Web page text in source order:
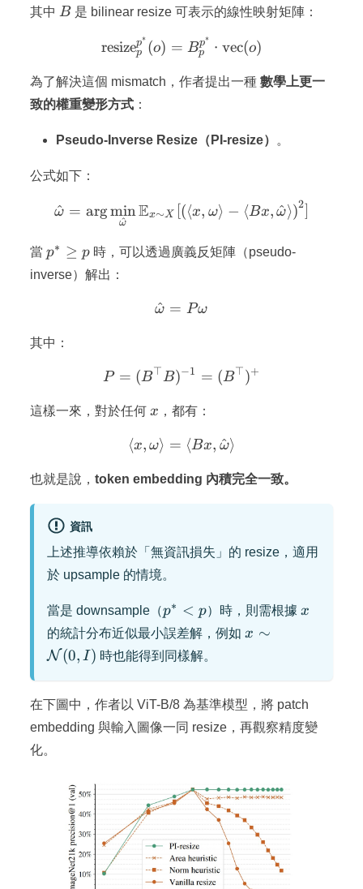
其中 B
B 是 bilinear resize 可表示的線性映射矩陣：
resizep
p∗ (o) = Bp
p∗ ⋅ vec(o)
為了解決這個 mismatch，作者提出一種數學上更一
致的權重變形方式 ：
Pseudo-Inverse Resize（PI-resize） 。
公式如下：
\hat{\omega} =
ω
^ = arg
ω
^
minEx∼X [(⟨x, ω⟩ − ⟨Bx, ω
^⟩)2]
當p^*
\geq
p∗ ≥ p 時，可以透過廣義反矩陣（pseudo-
inverse）解出：
\hat{\omega} = P
ω
^ = Pω
其中：
P = (B^\top B)^{-1} =
P = (B⊤B)−1 = (B⊤)+
這樣一來，對於任何x
x ，都有：
\langle x, \omega
⟨x, ω⟩ = ⟨Bx, ω
^⟩
也就是說，token embedding 內積完全一致。
資訊
上述推導依賴於「無資訊損失」的 resize，適用
於 upsample 的情境。
當是 downsample（p^*
< p
p∗ < p）時，則需根據x
x
的統計分布近似最小誤差解，例如x \sim
x ∼
N(0, I) 時也能得到同樣解。
在下圖中，作者以 ViT-B/8 為基準模型，將 patch
embedding 與輸入圖像一同 resize，再觀察精度變
化。